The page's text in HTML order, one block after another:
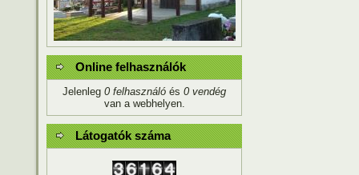
Online felhasználók
Jelenleg 0 felhasználó és 0 vendég
van a webhelyen.
Látogatók száma